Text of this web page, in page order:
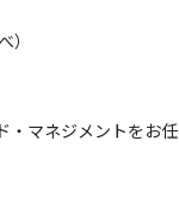
・マネジメントをお任